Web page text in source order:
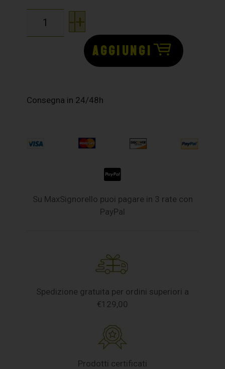
-+
AGGIUNGI
Consegna in 24/48h
Su MaxSignorello puoi pagare in 3 rate con
PayPal
Spedizione gratuita per ordini superiori a
€129,00
Prodotti certificati